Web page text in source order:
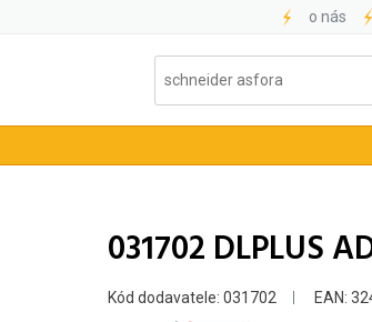
o nás
031702 DLPLUS
Kód dodavatele: 031702 EAN: